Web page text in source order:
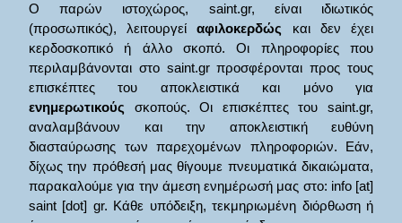
Ο παρών ιστοχώρος, saint.gr, είναι ιδιωτικός
(προσωπικός), λειτουργείαφιλοκερδώς και δεν έχει
κερδοσκοπικό ή άλλο σκοπό. Οι πληροφορίες που
περιλαμβάνονται στο saint.gr προσφέρονται προς τους
επισκέπτες του αποκλειστικά και μόνο για
ενημερωτικούς σκοπούς. Οι επισκέπτες του saint.gr,
αναλαμβάνουν και την αποκλειστική ευθύνη
διασταύρωσης των παρεχομένων πληροφοριών. Εάν,
δίχως την πρόθεσή μας θίγουμε πνευματικά δικαιώματα,
παρακαλούμε για την άμεση ενημέρωσή μας στο: info [at]
saint [dot] gr. Κάθε υπόδειξη, τεκμηριωμένη διόρθωση ή